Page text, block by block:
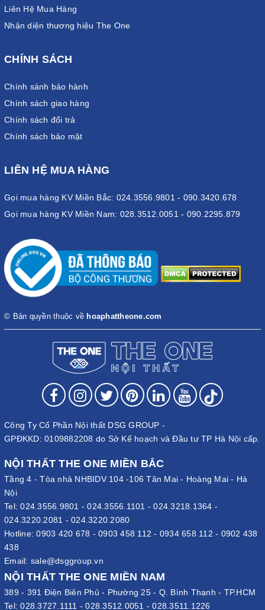
Liên Hệ Mua Hàng
Nhận diện thương hiệu The One
CHÍNH SÁCH
Chính sánh bảo hành
Chính sách giao hàng
Chính sách đổi trả
Chính sách bảo mật
LIÊN HỆ MUA HÀNG
Gọi mua hàng KV Miền Bắc: 024.3556.9801 - 090.3420.678
Gọi mua hàng KV Miền Nam: 028.3512.0051 - 090.2295.879
© Bản quyền thuộc về hoaphattheone.com
Công Ty Cổ Phần Nội thất DSG GROUP -
GPĐKKD: 0109882208 do Sở Kế hoạch và Đầu tư TP Hà Nội cấp.
NỘI THẤT THE ONE MIỀN BẮC
Tầng 4 - Tòa nhà NHBIDV 104 -106 Tân Mai - Hoàng Mai - Hà
Nội
Tel:024.3556.9801 -024.3556.1101 -024.3218.1364 -
024.3220.2081 - 024.3220.2080
Hotline:0903 420 678 - 0903 458 112 - 0934 658 112 - 0902 438
438
Email: sale@dsggroup.vn
NỘI THẤT THE ONE MIỀN NAM
389 - 391 Điện Biên Phủ - Phường 25 - Q. Bình Thạnh - TP.HCM
Tel:028.3727.1111 -028.3512.0051 -028.3511.1226